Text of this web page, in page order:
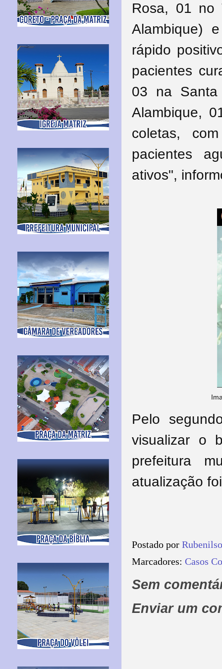
Rosa, 01 no
Alambique)
rápido
pacientes
03 na
Alambique,
coletas,
pacientes
ativos",
Pelo
visualizar o
prefeitura
atualização
Postado por
Marcadores: Casos
Sem
Enviar um